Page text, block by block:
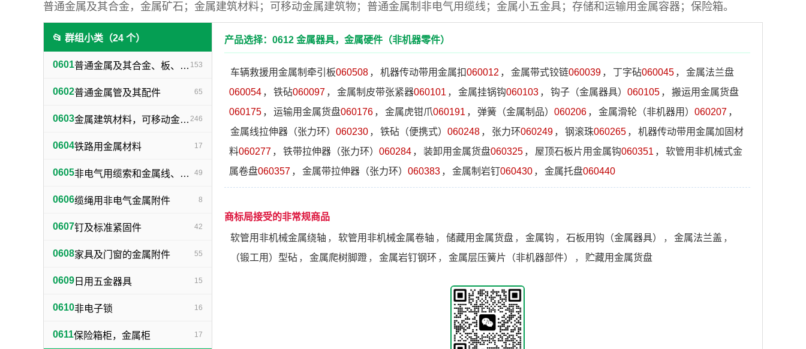
普通金属及其合金，金属矿石；金属建筑材料；可移动金属建筑物；普通金属制非电气用缆线；金属小五金具；存储和运输用金属容器；保险箱。
📂 群组小类（24 个）
0601 普通金属及其合金、板、各种型材（不包括焊接及铁路用金属材料） 153
0602普通金属管及其配件 65
0603 金属建筑材料，可移动金属建筑物（不包括建筑小五金） 246
0604铁路用金属材料 17
0605 非电气用缆索和金属线、网、带 49
0606缆绳用非电气金属附件 8
0607钉及标准紧固件 42
0608家具及门窗的金属附件 55
0609 日用五金器具 15
0610非电子锁 16
0611保险箱柜，金属柜 17
产品选择：0612 金属器具，金属硬件（非机器零件）
车辆救援用金属制牵引板060508 ， 机器传动带用金属扣060012 ， 金属带式铰链060039 ， 丁字砧060045 ，
金属法兰盘
060054 ， 铁砧060097 ， 金属制皮带张紧器060101 ， 金属挂锅钩060103 ， 钩子（金属器具） 060105 ，
搬运用金属货盘
060175 ， 运输用金属货盘060176 ， 金属虎钳爪060191 ， 弹簧（金属制品） 060206 ， 金属滑轮（非机器用） 060207 ，
金属线拉伸器（张力环） 060230 ， 铁砧（便携式） 060248 ， 张力环060249 ， 钢滚珠060265 ，
机器传动带用金属加固材
料060277 ， 铁带拉伸器（张力环） 060284 ， 装卸用金属货盘060325 ， 屋顶石板片用金属钩060351 ，
软管用非机械式金
属卷盘060357 ， 金属带拉伸器（张力环） 060383 ， 金属制岩钉060430 ， 金属托盘060440
商标局接受的非常规商品
软管用非机械金属绕轴 ， 软管用非机械金属卷轴 ， 储藏用金属货盘 ， 金属钩 ， 石板用钩（金属器具） ， 金属法兰盖 ，
（锻工用）型砧 ， 金属爬树脚蹬 ， 金属岩钉钢环 ， 金属层压簧片（非机器部件） ， 贮藏用金属货盘